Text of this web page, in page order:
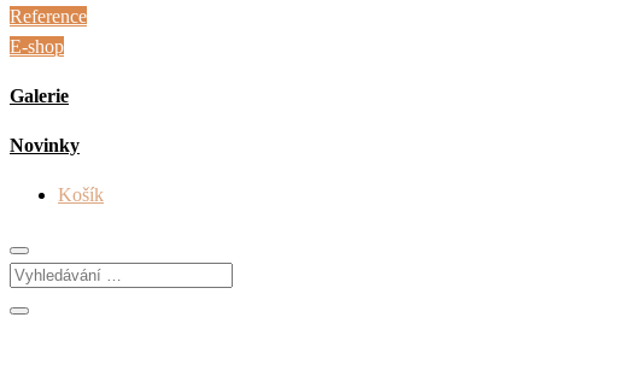
Reference
E-shop
Galerie
Novinky
Košík